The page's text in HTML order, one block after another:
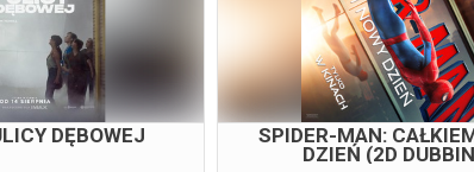
DĘBOWEJ
SPIDER-MAN:
DZIEŃ (2D